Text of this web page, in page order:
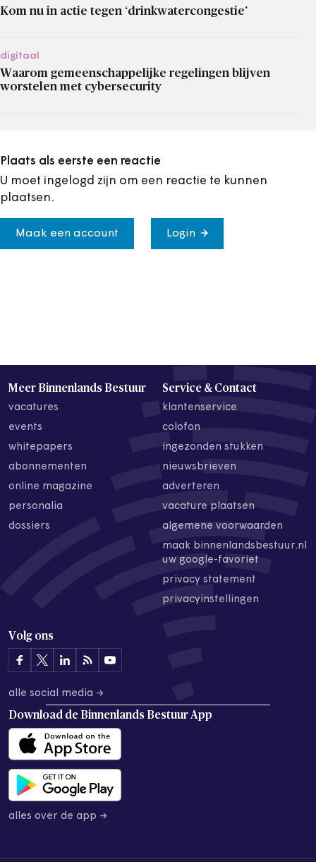
Kom nu in actie tegen ‘drinkwatercongestie’
digitaal
Waarom gemeenschappelijke regelingen blijven
worstelen met cybersecurity
Plaats als eerste een reactie
U moet ingelogd zijn om een reactie te kunnen
plaatsen.
Maak een account Login
Meer Binnenlands Bestuur
vacatures
events
whitepapers
abonnementen
online magazine
personalia
dossiers
Service & Contact
klantenservice
colofon
ingezonden stukken
nieuwsbrieven
adverteren
vacature plaatsen
algemene voorwaarden
maak binnenlandsbestuur.nl
uw google-favoriet
privacy statement
privacyinstellingen
Volg ons
alle social media →
Download de Binnenlands Bestuur App
alles over de app →